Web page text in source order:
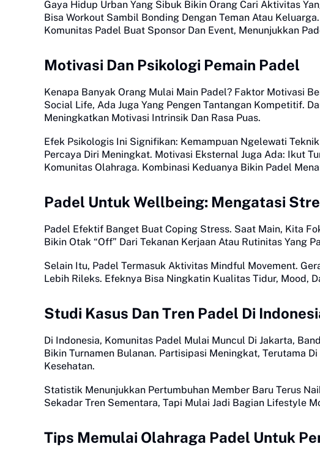
Gaya Hidup Urban Yang Sibuk Bikin Orang Cari Aktivitas
Bisa Workout Sambil Bonding Dengan Teman Atau
Komunitas Padel Buat Sponsor Dan Event, Menunjukkan
Motivasi Dan Psikologi Pemain Padel
Kenapa Banyak Orang Mulai Main Padel? Faktor Motivasi
Social Life, Ada Juga Yang Pengen Tantangan Kompetitif.
Meningkatkan Motivasi Intrinsik Dan Rasa Puas.
Efek Psikologis Ini Signifikan: Kemampuan Ngelewati
Percaya Diri Meningkat. Motivasi Eksternal Juga Ada: Ikut
Komunitas Olahraga. Kombinasi Keduanya Bikin Padel
Padel Untuk Wellbeing: Mengatasi
Padel Efektif Banget Buat Coping Stress. Saat Main, Kita
Bikin Otak “Off” Dari Tekanan Kerjaan Atau Rutinitas Yang
Selain Itu, Padel Termasuk Aktivitas Mindful Movement.
Lebih Rileks. Efeknya Bisa Ningkatin Kualitas Tidur, Mood,
Studi Kasus Dan Tren Padel Di
Di Indonesia, Komunitas Padel Mulai Muncul Di Jakarta,
Bikin Turnamen Bulanan. Partisipasi Meningkat, Terutama
Kesehatan.
Statistik Menunjukkan Pertumbuhan Member Baru Terus
Sekadar Tren Sementara, Tapi Mulai Jadi Bagian Lifestyle
Tips Memulai Olahraga Padel Untuk